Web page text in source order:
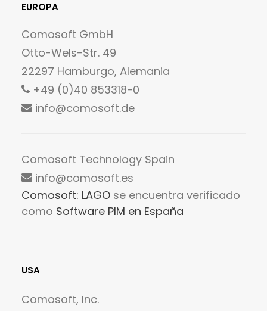
EUROPA
Comosoft GmbH
Otto-Wels-Str. 49
22297 Hamburgo, Alemania
+49 (0)40 853318-0
info@comosoft.de
Comosoft Technology Spain
info@comosoft.es
Comosoft: LAGO se encuentra verificado
como Software PIM en España
USA
Comosoft, Inc.